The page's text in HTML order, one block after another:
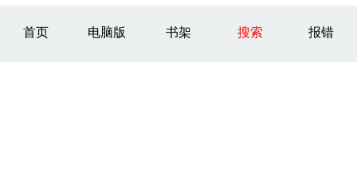
首页 电脑版 书架 搜索 报错